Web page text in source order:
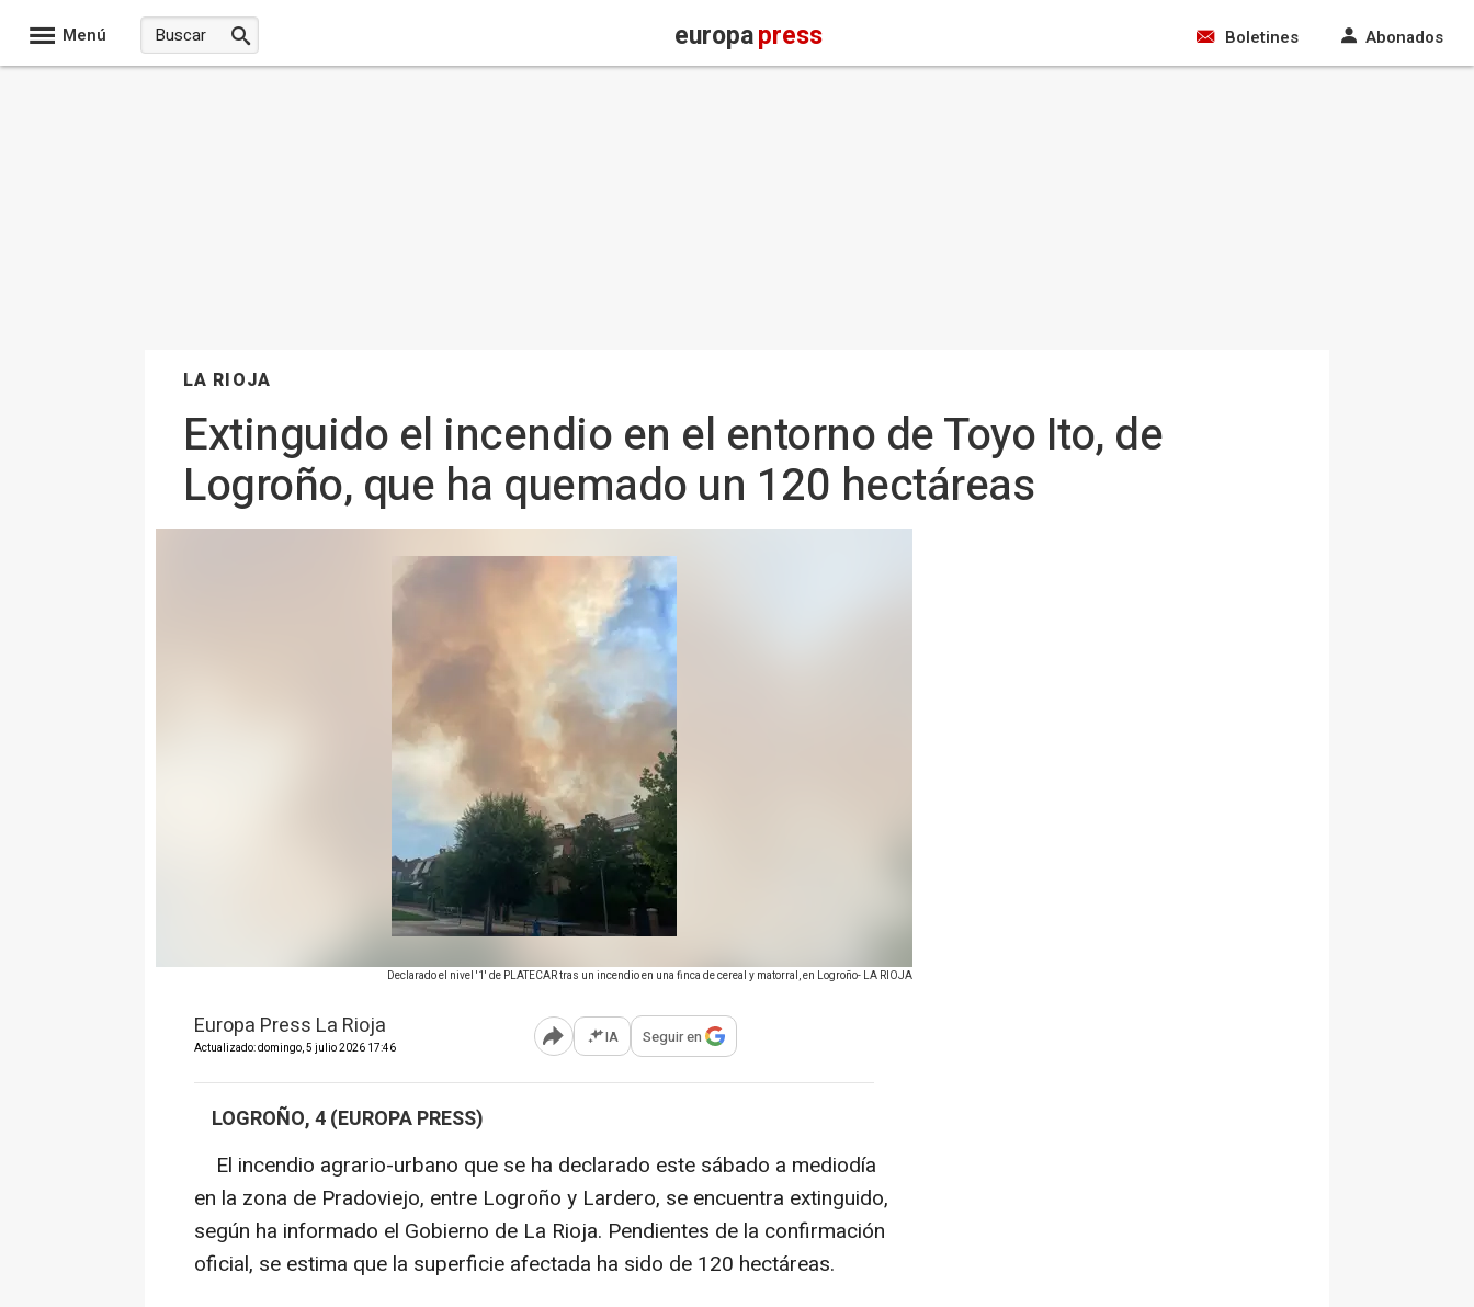
Menú europapress Boletines Abonados
LA RIOJA
Extinguido el incendio en el entorno de Toyo Ito, de
Logroño, que ha quemado un 120 hectáreas
Declarado el nivel '1' de PLATECAR tras un incendio en una finca de cereal y matorral, en Logroño- LA RIOJA
Europa Press La Rioja
Actualizado: domingo, 5 julio 2026 17:46 Abrir opciones para compartir
IA Seguir en
LOGROÑO, 4 (EUROPA PRESS)
El incendio agrario-urbano que se ha declarado este sábado a mediodía
en la zona de Pradoviejo, entre Logroño y Lardero, se encuentra extinguido,
según ha informado el Gobierno de La Rioja. Pendientes de la confirmación
oficial, se estima que la superficie afectada ha sido de 120 hectáreas.